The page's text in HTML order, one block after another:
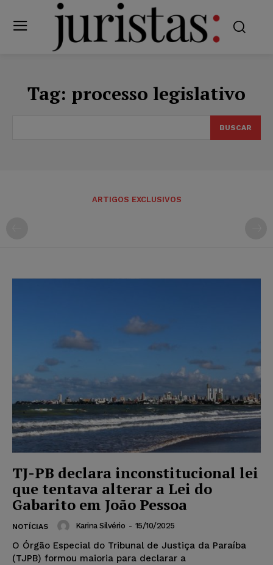
Tag: processo legislativo
BUSCAR
ARTIGOS EXCLUSIVOS
TJ-PB declara inconstitucional lei
que tentava alterar a Lei do
Gabarito em João Pessoa
NOTÍCIAS Karina Silvério - 15/10/2025
O Órgão Especial do Tribunal de Justiça da Paraíba
(TJPB) formou maioria para declarar a